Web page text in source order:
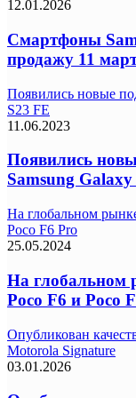
12.01.2026
Смартфоны
продажу 11
Появились новые
S23 FE
11.06.2023
Появились
Samsung Galaxy
На глобальном
Poco F6 Pro
25.05.2024
На глобальном
Poco F6 и Poco
Опубликован
Motorola Signature
03.01.2026